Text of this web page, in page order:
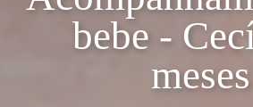
bebe -
meses